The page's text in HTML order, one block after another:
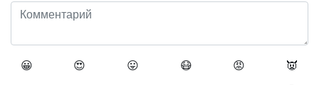
😀 😍 😛 😷 😡 👿